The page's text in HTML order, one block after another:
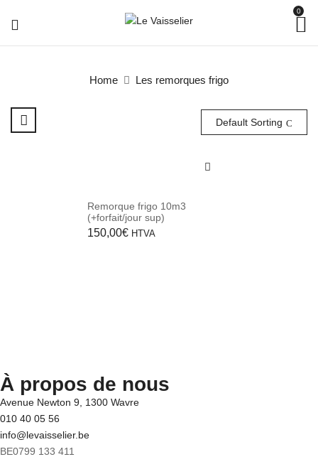
0
Home Les remorques frigo
Default Sorting
Remorque frigo 10m3
(+forfait/jour sup)
150,00€ HTVA
À propos de nous
Avenue Newton 9, 1300 Wavre
010 40 05 56
info@levaisselier.be
BE0799 133 411